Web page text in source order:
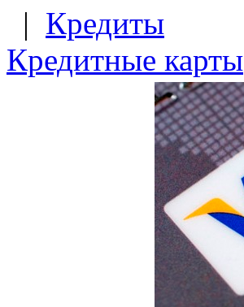
| Кредиты
Кредитные карты